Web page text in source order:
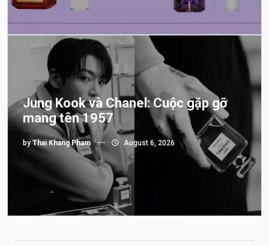
Jung Kook và Chanel: Cuộc gặp gỡ
mang tên 1957
byThai Khang Pham August 6, 2026